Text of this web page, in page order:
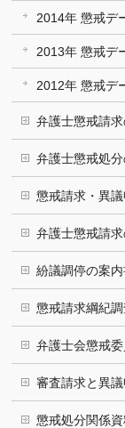
2014年 懲戒デ
2013年 懲戒デ
2012年 懲戒デ
弁護士懲戒請
弁護士懲戒処
懲戒請求・異
弁護士懲戒請
紛議調停の案
懲戒請求綱紀
弁護士会懲戒
審査請求と異
懲戒処分関係